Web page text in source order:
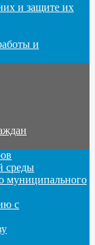
и защите их
и
среды
муниципального
с